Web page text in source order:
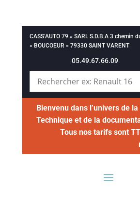
CASS’AUTO 79 » SARL S.D.B.A 3 chemin
« BOUCOEUR » 79330 SAINT VARENT
05.49.67.66.09
Bienvenu dans l’univers de la
Technique et de la
Tous nos tarifs sont